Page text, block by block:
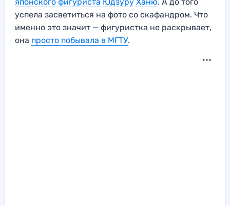
успела засветиться на фото со скафандром. Что
именно это значит — фигуристка не раскрывает,
она просто побывала в МГТУ.